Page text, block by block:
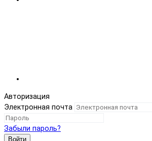
Авторизация
Электронная почта
Забыли пароль?
Войти